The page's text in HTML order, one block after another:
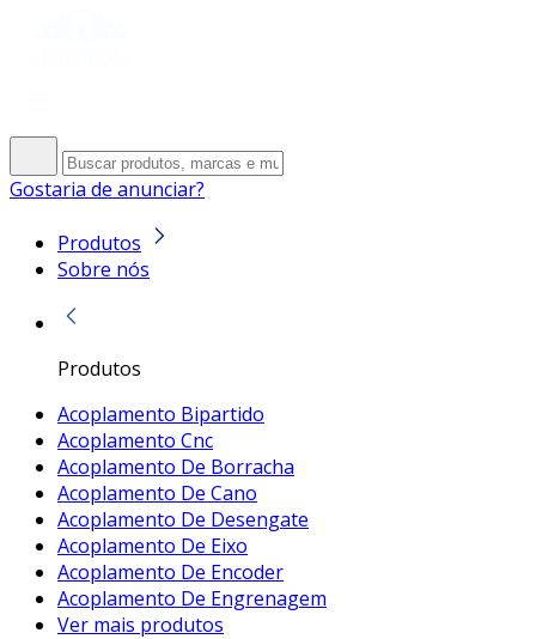
Gostaria de anunciar?
Produtos
Sobre nós
Produtos
Acoplamento Bipartido
Acoplamento Cnc
Acoplamento De Borracha
Acoplamento De Cano
Acoplamento De Desengate
Acoplamento De Eixo
Acoplamento De Encoder
Acoplamento De Engrenagem
Ver mais produtos